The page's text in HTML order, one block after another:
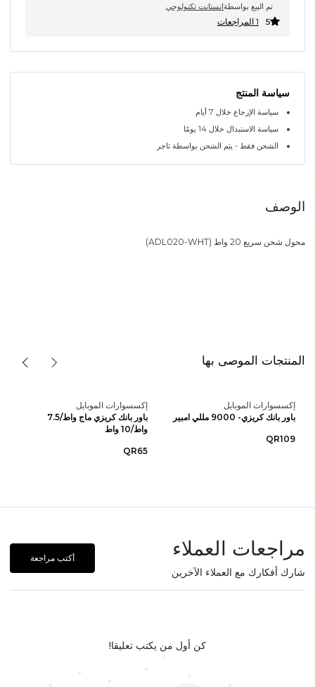
تم البيع بواسطةانستانت تكنولوجي
5 1 المراجعات
سياسة المنتج
سياسة الإرجاع خلال 7 أيام
سياسة الاستبدال خلال 14 يومًا
الشحن فقط - يتم الشحن بواسطة تاجر
الوصف
محول شحن سريع 20 واط (ADL020-WHT)
المنتجات الموصى بها
إكسسوارات الموبايل
باور بانك كريزي- 9000 مللي امبير
QR109
إكسسوارات الموبايل
باور بانك كريزي ماج واط/7.5
واط/10 واط
QR65
مراجعات العملاء
شارك أفكارك مع العملاء الآخرين
أكتب مراجعة
كن أول من يكتب تعليقا!